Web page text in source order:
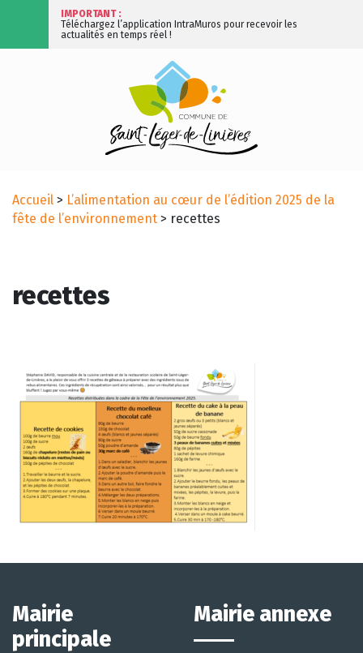
IMPORTANT :
Téléchargez l’application IntraMuros pour recevoir les
actualités en temps réel !
Accueil > L’alimentation au cœur de l’édition 2025 de la
fête de l’environnement > recettes
recettes
Mairie
principale
Mairie annexe